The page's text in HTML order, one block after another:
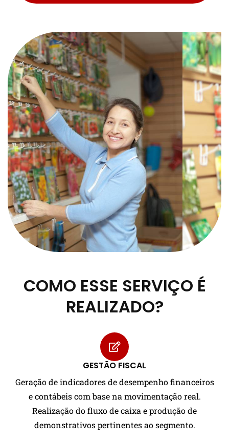
COMO ESSE SERVIÇO É
REALIZADO?
GESTÃO FISCAL
Geração de indicadores de desempenho financeiros
e contábeis com base na movimentação real.
Realização do fluxo de caixa e produção de
demonstrativos pertinentes ao segmento.